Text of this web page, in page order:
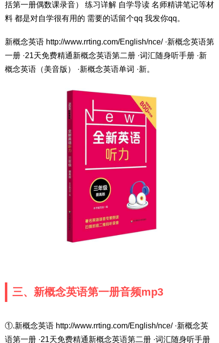
括第一册偶数课录音） 练习详解 自学导读 名师精讲笔记等材
料 都是对自学很有用的 需要的话留个qq 我发你qq。
新概念英语 http://www.rrting.com/English/nce/ ·新概念英语第
一册 ·21天免费精通新概念英语第二册 ·词汇随身听手册 ·新
概念英语（美音版） ·新概念英语单词 ·新。
三、新概念英语第一册音频mp3
①.新概念英语 http://www.rrting.com/English/nce/ ·新概念英
语第一册 ·21天免费精通新概念英语第二册 ·词汇随身听手册